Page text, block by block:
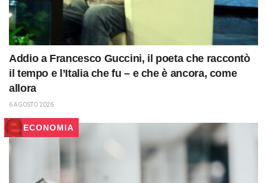
Addio a Francesco Guccini, il poeta che raccontò
il tempo e l’Italia che fu – e che è ancora, come
allora
6 AGOSTO 2026
ECONOMIA